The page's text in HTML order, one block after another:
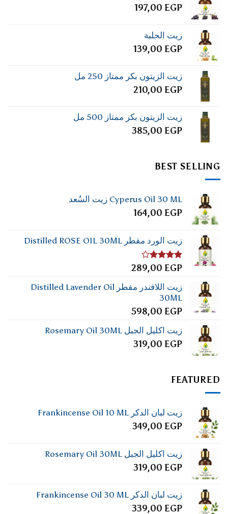
197,00 EGP
زيت الحلبة
139,00 EGP
زيت الزيتون بكر ممتاز 250 مل
210,00 EGP
زيت الزيتون بكر ممتاز 500 مل
385,00 EGP
BEST SELLING
Cyperus Oil 30 ML زيت السُعد
164,00 EGP
زيت الورد مقطر Distilled ROSE OIL 30ML
تم
من
5
289,00 EGP
زيت اللافندر مقطر Distilled Lavender Oil
30ML
598,00 EGP
زيت اكليل الجبل Rosemary Oil 30ML
319,00 EGP
FEATURED
زيت لبان الدكر Frankincense Oil 10 ML
349,00 EGP
زيت اكليل الجبل Rosemary Oil 30ML
319,00 EGP
زيت لبان الدكر Frankincense Oil 30 ML
339,00 EGP